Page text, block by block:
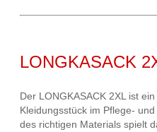
LONGKASACK
Der LONGKASACK 2XL ist
Kleidungsstück im Pflege-
des richtigen Materials spielt